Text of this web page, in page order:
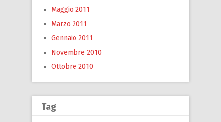
Maggio 2011
Marzo 2011
Gennaio 2011
Novembre 2010
Ottobre 2010
Tag